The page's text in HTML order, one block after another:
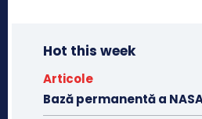
Hot this week
Articole
Bază permanentă a